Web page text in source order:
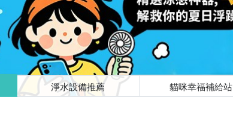
淨水設備推薦 貓咪幸福補給站